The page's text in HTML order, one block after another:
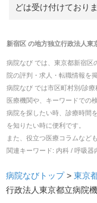
どは受け付けておりま
新宿区の地方独立行政法人東
病院なび では、 東京都新宿区
院の評判・求人・転職情報を
病院なび では市区町村別/診
医療機関や、キーワードでの
病院を探したい時、診療時間
を知りたい時に便利です。
また、役立つ医療コラムなど
関連キーワード: 内科 / 呼吸器
病院なびトップ > 東京
行政法人東京都立病院